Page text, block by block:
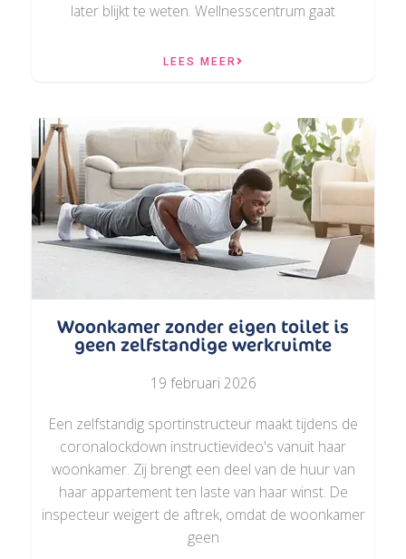
later blijkt te weten. Wellnesscentrum gaat
LEES MEER
Woonkamer zonder eigen toilet is
geen zelfstandige werkruimte
19 februari 2026
Een zelfstandig sportinstructeur maakt tijdens de
coronalockdown instructievideo's vanuit haar
woonkamer. Zij brengt een deel van de huur van
haar appartement ten laste van haar winst. De
inspecteur weigert de aftrek, omdat de woonkamer
geen